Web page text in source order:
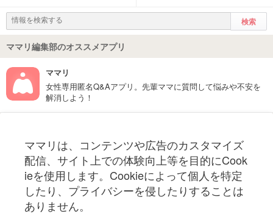
ママリ編集部のオススメアプリ
ママリ
女性専用匿名Q&Aアプリ。先輩ママに質問して悩みや不安を
解消しよう！
ママリは、コンテンツや広告のカスタマイズ
配信、サイト上での体験向上等を目的にCook
ieを使用します。Cookieによって個人を特定
したり、プライバシーを侵したりすることは
ありません。
妊娠〜子育て中のお役立ち情報を配信中